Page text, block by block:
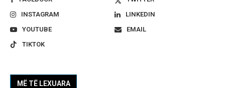
INSTAGRAM
LINKEDIN
YOUTUBE
EMAIL
TIKTOK
MË TË LEXUARA